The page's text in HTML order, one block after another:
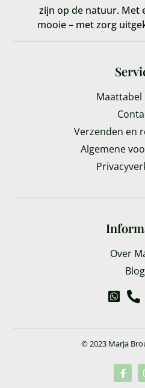
zijn op de natuur. Met
mooie – met zorg
Maattabel
Verzenden en
Algemene
Over
Blog
© 2023 Marja